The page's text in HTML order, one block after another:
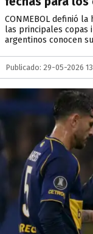
CONMEBOL definió
las principales copas
argentinos conocen
Publicado: 29-05-2026